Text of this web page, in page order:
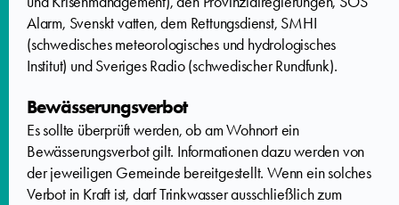
Alarm, Svenskt vatten, dem Rettungsdienst, SMHI
(schwedisches meteorologisches und hydrologisches
Institut) und Sveriges Radio (schwedischer Rundfunk).
Bewässerungsverbot
Es sollte überprüft werden, ob am Wohnort ein
Bewässerungsverbot gilt. Informationen dazu werden von
der jeweiligen Gemeinde bereitgestellt. Wenn ein solches
Verbot in Kraft ist, darf Trinkwasser ausschließlich zum